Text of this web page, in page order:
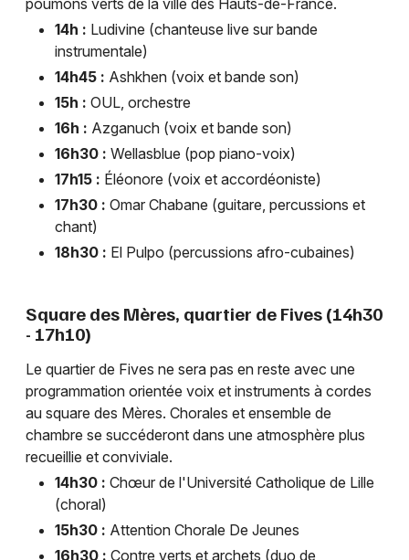
14h : Ludivine (chanteuse live sur bande
instrumentale)
14h45 : Ashkhen (voix et bande son)
15h : OUL, orchestre
16h : Azganuch (voix et bande son)
16h30 : Wellasblue (pop piano-voix)
17h15 : Éléonore (voix et accordéoniste)
17h30 : Omar Chabane (guitare, percussions et
chant)
18h30 : El Pulpo (percussions afro-cubaines)
Square des Mères, quartier de Fives (14h30
- 17h10)
Le quartier de Fives ne sera pas en reste avec une
programmation orientée voix et instruments à cordes
au square des Mères. Chorales et ensemble de
chambre se succéderont dans une atmosphère plus
recueillie et conviviale.
14h30 : Chœur de l'Université Catholique de Lille
(choral)
15h30 : Attention Chorale De Jeunes
16h30 : Contre verts et archets (duo de